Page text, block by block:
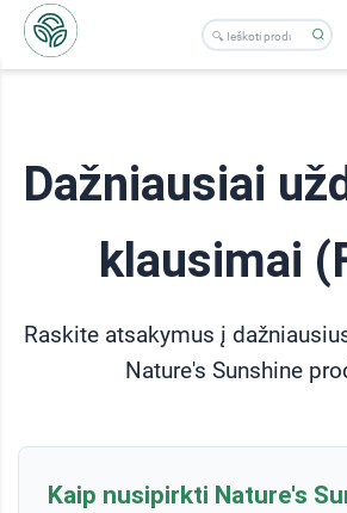
Dažniausiai
klausimai
Raskite atsakymus į
Nature's Sunshine
Kaip nusipirkti Nature's